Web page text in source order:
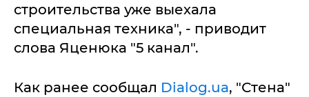
строительства уже выехала
специальная техника", - приводит
слова Яценюка "5 канал".
Как ранее сообщал Dialog.ua, "Стена"